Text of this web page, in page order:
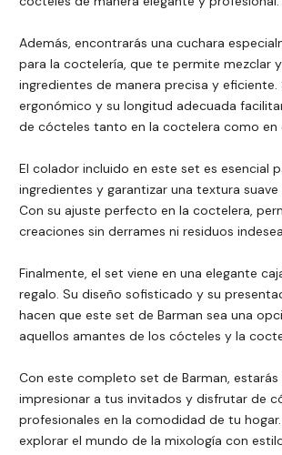
Además, encontrarás una cuchara
para la coctelería, que te permite mezclar
ingredientes de manera precisa y eficiente.
ergonómico y su longitud adecuada
de cócteles tanto en la coctelera como en
El colador incluido en este set es esencial
ingredientes y garantizar una textura
Con su ajuste perfecto en la coctelera,
creaciones sin derrames ni residuos
Finalmente, el set viene en una elegante
regalo. Su diseño sofisticado y su
hacen que este set de Barman sea una
aquellos amantes de los cócteles y la
Con este completo set de Barman,
impresionar a tus invitados y disfrutar de
profesionales en la comodidad de tu hogar.
explorar el mundo de la mixología con